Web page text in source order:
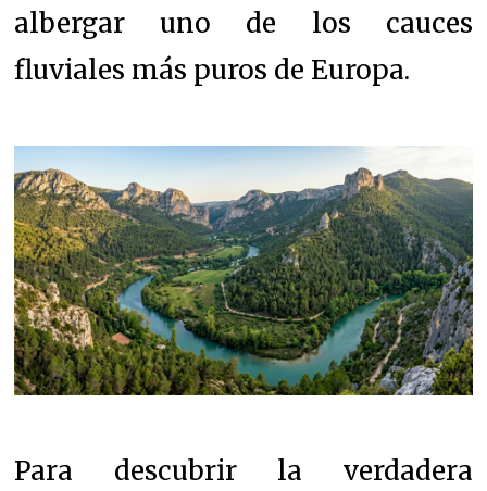
albergar uno de los cauces
fluviales más puros de Europa.
Para descubrir la verdadera